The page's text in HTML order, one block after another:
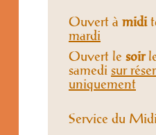
Ouvert à midi
mardi
Ouvert le soir
samedi sur
uniquement
Service du